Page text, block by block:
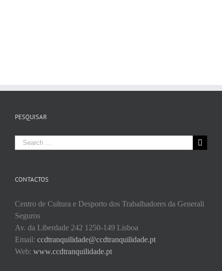
PESQUISAR
Search
for:
CONTACTOS
Centro de Cultura e Desporto dos Trabalhadores da Generali
Seguros
Av. da Liberdade 242 1250-149 Lisboa
Email: ccdtranquilidade@ccdtranquilidade.pt
Web: www.ccdtranquilidade.pt